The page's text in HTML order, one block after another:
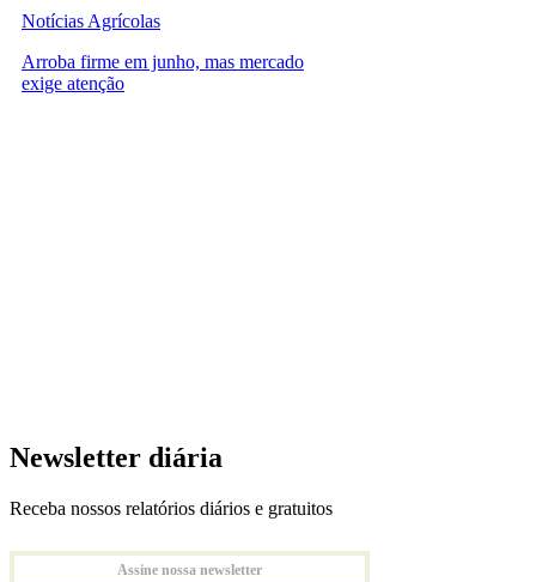
Notícias Agrícolas
Arroba firme em junho, mas mercado
exige atenção
Newsletter diária
Receba nossos relatórios diários e gratuitos
Assine nossa newsletter